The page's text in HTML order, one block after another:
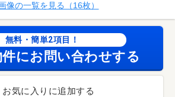
像の一覧を見る（16枚）
無料・簡単2項目！
にお問い合わせする
お気に入りに追加する